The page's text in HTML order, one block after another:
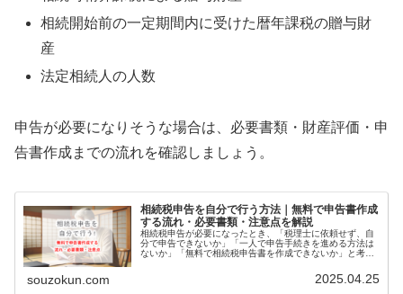
相続開始前の一定期間内に受けた暦年課税の贈与財
産
法定相続人の人数
申告が必要になりそうな場合は、必要書類・財産評価・申
告書作成までの流れを確認しましょう。
相続税申告を自分で行う方法｜無料で申告書作成
する流れ・必要書類・注意点を解説
相続税申告が必要になったとき、「税理士に依頼せず、自
分で申告できないか」「一人で申告手続きを進める方法は
ないか」「無料で相続税申告書を作成できないか」と考え
souzokun.com 2025.04.25